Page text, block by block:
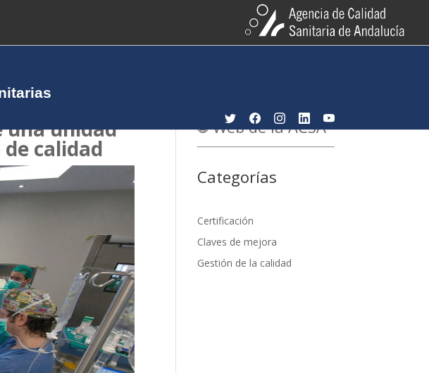
una unidad
calidad
Web de la ACSA
Categorías
Certificación
Claves de mejora
Gestión de la calidad